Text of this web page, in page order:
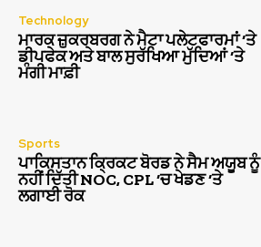
Technology
ਮਾਰਕ ਜ਼ੁਕਰਬਰਗ ਨੇ ਮੈਟਾ ਪਲੇਟਫਾਰਮਾਂ ‘ਤੇ
ਡੀਪਫੇਕ ਅਤੇ ਬਾਲ ਸੁਰੱਖਿਆ ਮੁੱਦਿਆਂ ‘ਤੇ
ਮੰਗੀ ਮਾਫ਼ੀ
Sports
ਪਾਕਿਸਤਾਨ ਕ੍ਰਿਕਟ ਬੋਰਡ ਨੇ ਸੈਮ ਅਯੂਬ ਨੂੰ
ਨਹੀਂ ਦਿੱਤੀ NOC, CPL ‘ਚ ਖੇਡਣ ‘ਤੇ
ਲਗਾਈ ਰੋਕ